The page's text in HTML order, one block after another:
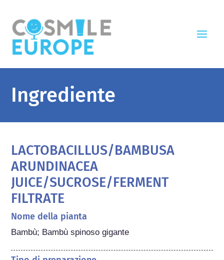
Ingrediente
LACTOBACILLUS/BAMBUSA
ARUNDINACEA
JUICE/SUCROSE/FERMENT
FILTRATE
Nome della pianta
Bambù; Bambù spinoso gigante